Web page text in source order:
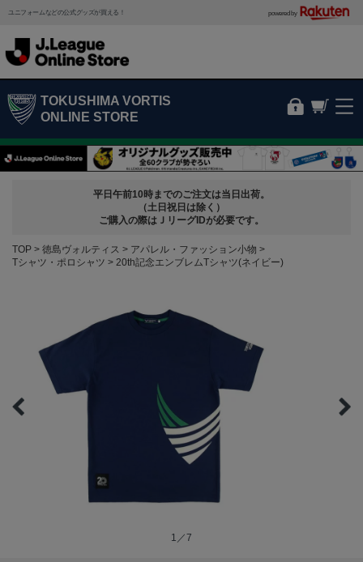
ユニフォームなどの公式グッズが買える！ powered by
TOKUSHIMA VORTIS
ONLINE STORE
平日午前10時までのご注文は当日出荷。
（土日祝日は除く）
ご購入の際はＪリーグIDが必要です。
TOP 徳島ヴォルティス
アパレル・ファッション小物
Tシャツ・ポロシャツ
20th記念エンブレムTシャツ(ネイビー)
1／7